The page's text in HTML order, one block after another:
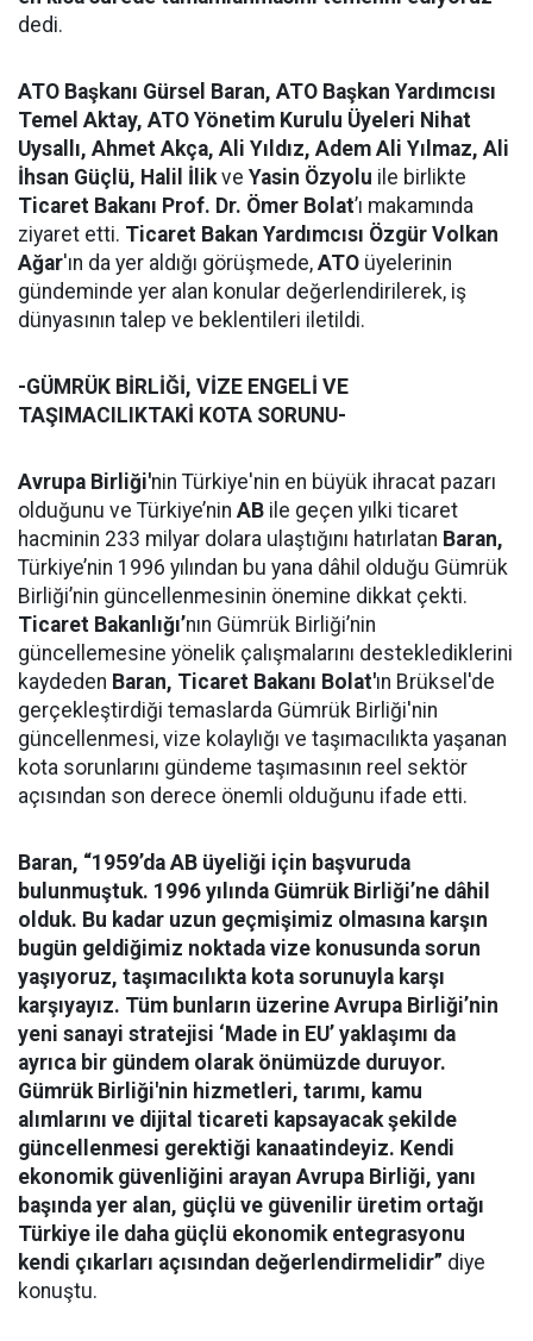
dedi.
ATO Başkanı Gürsel Baran, ATO Başkan Yardımcısı
Temel Aktay, ATO Yönetim Kurulu Üyeleri Nihat
Uysallı, Ahmet Akça, Ali Yıldız, Adem Ali Yılmaz, Ali
İhsan Güçlü, Halil İlikve Yasin Özyolu ile birlikte
Ticaret Bakanı Prof. Dr. Ömer Bolat’ı makamında
ziyaret etti. Ticaret Bakan Yardımcısı Özgür Volkan
Ağar'ın da yer aldığı görüşmede, ATO üyelerinin
gündeminde yer alan konular değerlendirilerek, iş
dünyasının talep ve beklentileri iletildi.
-GÜMRÜK BİRLİĞİ, VİZE ENGELİ VE
TAŞIMACILIKTAKİ KOTA SORUNU-
Avrupa Birliği'nin Türkiye'nin en büyük ihracat pazarı
olduğunu ve Türkiye’nin AB ile geçen yılki ticaret
hacminin 233 milyar dolara ulaştığını hatırlatan Baran,
Türkiye’nin 1996 yılından bu yana dâhil olduğu Gümrük
Birliği’nin güncellenmesinin önemine dikkat çekti.
Ticaret Bakanlığı’nın Gümrük Birliği’nin
güncellemesine yönelik çalışmalarını desteklediklerini
kaydeden Baran, Ticaret Bakanı Bolat'ın Brüksel'de
gerçekleştirdiği temaslarda Gümrük Birliği'nin
güncellenmesi, vize kolaylığı ve taşımacılıkta yaşanan
kota sorunlarını gündeme taşımasının reel sektör
açısından son derece önemli olduğunu ifade etti.
Baran, “1959’da AB üyeliği için başvuruda
bulunmuştuk. 1996 yılında Gümrük Birliği’ne dâhil
olduk. Bu kadar uzun geçmişimiz olmasına karşın
bugün geldiğimiz noktada vize konusunda sorun
yaşıyoruz, taşımacılıkta kota sorunuyla karşı
karşıyayız. Tüm bunların üzerine Avrupa Birliği’nin
yeni sanayi stratejisi ‘Made in EU’ yaklaşımı da
ayrıca bir gündem olarak önümüzde duruyor.
Gümrük Birliği'nin hizmetleri, tarımı, kamu
alımlarını ve dijital ticareti kapsayacak şekilde
güncellenmesi gerektiği kanaatindeyiz. Kendi
ekonomik güvenliğini arayan Avrupa Birliği, yanı
başında yer alan, güçlü ve güvenilir üretim ortağı
Türkiye ile daha güçlü ekonomik entegrasyonu
kendi çıkarları açısından değerlendirmelidir” diye
konuştu.